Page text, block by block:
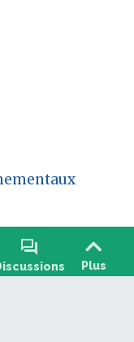
forum
Plus